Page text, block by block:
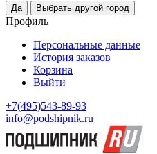
Профиль
Персональные данные
История заказов
Корзина
Выйти
+7(495)543-89-93
info@podshipnik.ru